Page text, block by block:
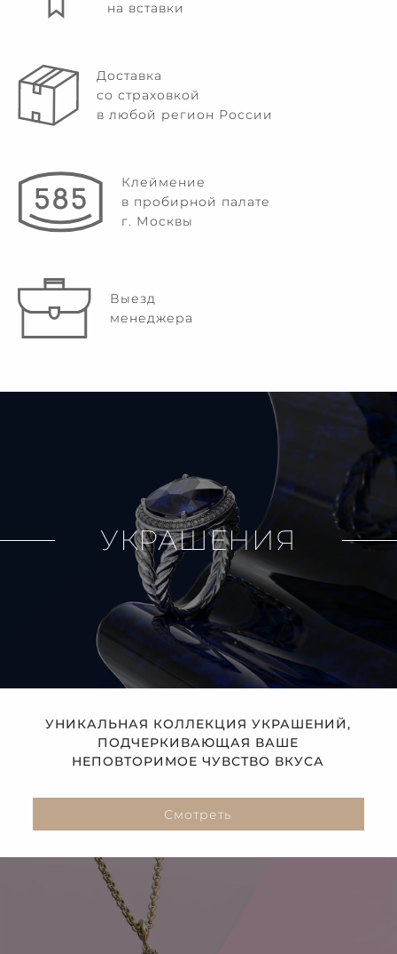
на вставки
Доставка
со страховкой
в любой регион России
Клеймение
в пробирной палате
г. Москвы
Выезд
менеджера
УКРАШЕНИЯ
УНИКАЛЬНАЯ КОЛЛЕКЦИЯ УКРАШЕНИЙ,
ПОДЧЕРКИВАЮЩАЯ ВАШЕ
НЕПОВТОРИМОЕ ЧУВСТВО ВКУСА
Смотреть